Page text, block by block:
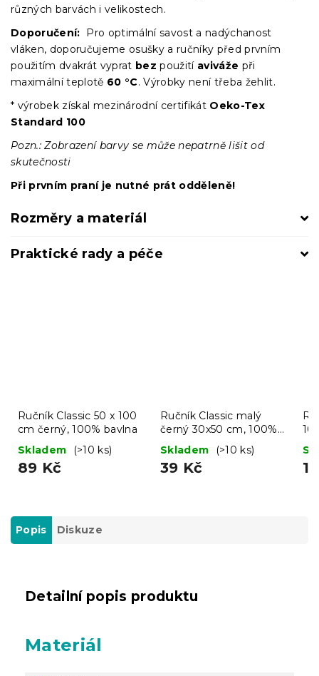
různých barvách i velikostech.
Doporučení: Pro optimální savost a nadýchanost
vláken, doporučujeme osušky a ručníky před prvním
použitím dvakrát vyprat bez použití aviváže při
maximální teplotě 60 °C. Výrobky není třeba žehlit.
* výrobek získal mezinárodní certifikát Oeko-Tex
Standard 100
Pozn.: Zobrazení barvy se může nepatrně lišit od
skutečnosti
Při prvním praní je nutné prát odděleně!
Rozměry a materiál
Praktické rady a péče
Ručník Classic 50 x 100
cm černý, 100% bavlna
Skladem
(>10 ks)
89 Kč
Ručník Classic malý
černý 30x50 cm, 100%
bavlna
Skladem (>10 ks)
39 Kč
Popis Diskuze
Detailní popis produktu
Materiál